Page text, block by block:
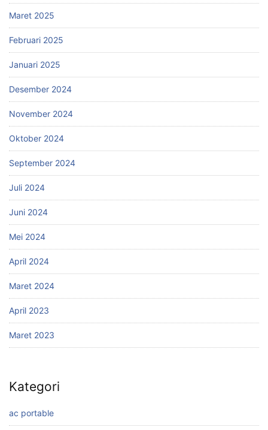
Maret 2025
Februari 2025
Januari 2025
Desember 2024
November 2024
Oktober 2024
September 2024
Juli 2024
Juni 2024
Mei 2024
April 2024
Maret 2024
April 2023
Maret 2023
Kategori
ac portable